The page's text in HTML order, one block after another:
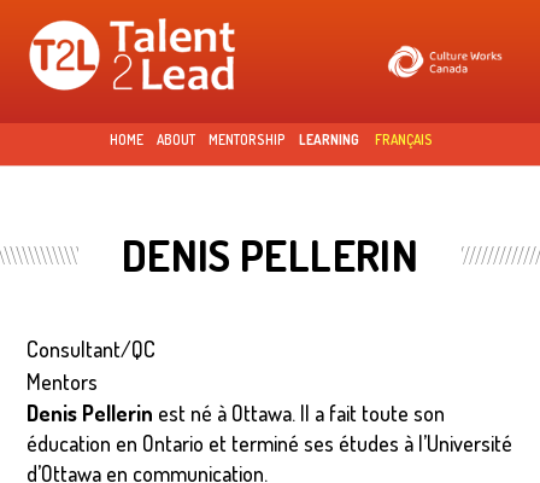
Skip to
main
content
HOME ABOUT MENTORSHIP LEARNING FRANÇAIS
DENIS PELLERIN
Consultant/QC
Mentors
Denis Pellerin est né à Ottawa. Il a fait toute son
éducation en Ontario et terminé ses études à l’Université
d’Ottawa en communication.